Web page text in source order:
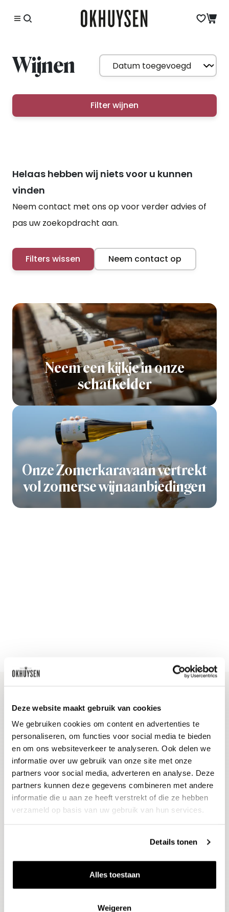
Deze website maakt gebruik van cookies
We gebruiken cookies om content en advertenties te
personaliseren, om functies voor social media te bieden
en om ons websiteverkeer te analyseren. Ook delen we
informatie over uw gebruik van onze site met onze
partners voor social media, adverteren en analyse. Deze
partners kunnen deze gegevens combineren met andere
informatie die u aan ze heeft verstrekt of die ze hebben
verzameld op basis van uw gebruik van hun services.
Details tonen
Alles toestaan
Weigeren
Wijnen
Filter wijnen
Helaas hebben wij niets voor u kunnen
vinden
Neem contact met ons op voor verder advies of
pas uw zoekopdracht aan.
Filters wissen Neem contact op
Neem een kijkje in onze
schatkelder
Onze Zomerkaravaan vertrekt
vol zomerse wijnaanbiedingen
Blijf op de hoogte
Ontvang het laatste wijnnieuws, proeverijen en
evenementen
E-mailadres
Aanmelden